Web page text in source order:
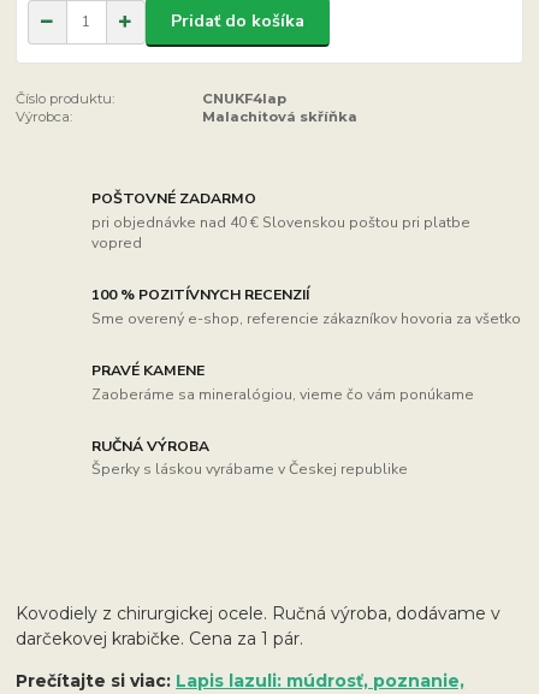
Pridať do košíka
Číslo produktu:
CNUKF4lap
Výrobca:
Malachitová skříňka
POŠTOVNÉ ZADARMO
pri objednávke nad 40 € Slovenskou poštou pri platbe
vopred
100 % POZITÍVNYCH RECENZIÍ
Sme overený e-shop, referencie zákazníkov hovoria za všetko
PRAVÉ KAMENE
Zaoberáme sa mineralógiou, vieme čo vám ponúkame
RUČNÁ VÝROBA
Šperky s láskou vyrábame v Českej republike
Kovodiely z chirurgickej ocele. Ručná výroba, dodávame v
darčekovej krabičke. Cena za 1 pár.
Prečítajte si viac: Lapis lazuli: múdrosť, poznanie,